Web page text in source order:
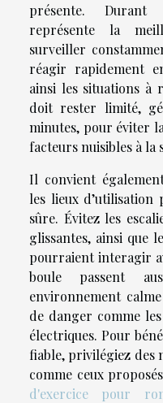
présente. Durant
représente la
surveiller
réagir rapidement
ainsi les situations à
doit rester limité,
minutes, pour éviter
facteurs nuisibles à la
Il convient
les lieux
sûre. Évitez les
glissantes, ainsi que
pourraient interagir
boule passent
environnement
de danger comme
électriques. Pour
fiable, privilégiez des
comme ceux
d'exercice pour